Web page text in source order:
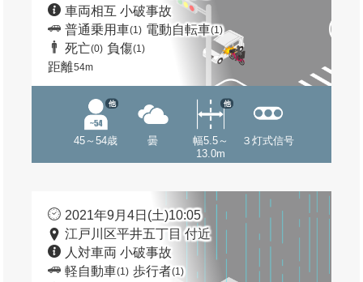
車両相互 小破事故
普通乗用車(1) 電動自転車(1)
死亡(0) 負傷(1)
距離54m
45～54歳
他
曇
幅5.5～
13.0m
他
３灯式信号
2021年9月4日(土)10:05
江戸川区平井五丁目 付近
人対車両 小破事故
軽自動車(1) 歩行者(1)